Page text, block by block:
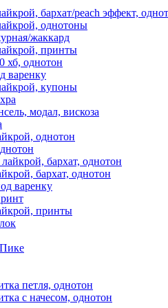
бархат/peach эффект,
однотоны
жаккард
принты
хб, однотон
варенку
купоны
модал, вискоза
однотон
бархат, однотон
бархат, однотон
варенку
принты
петля, однотон
с начесом, однотон